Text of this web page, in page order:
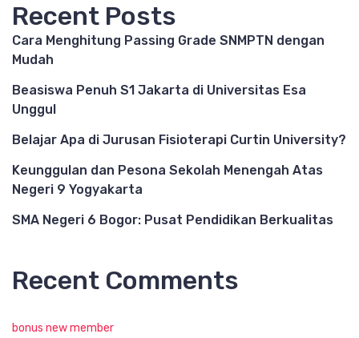
Recent Posts
Cara Menghitung Passing Grade SNMPTN dengan
Mudah
Beasiswa Penuh S1 Jakarta di Universitas Esa
Unggul
Belajar Apa di Jurusan Fisioterapi Curtin University?
Keunggulan dan Pesona Sekolah Menengah Atas
Negeri 9 Yogyakarta
SMA Negeri 6 Bogor: Pusat Pendidikan Berkualitas
Recent Comments
bonus new member